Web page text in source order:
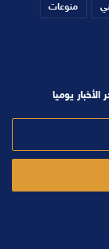
منوعات
يوميا